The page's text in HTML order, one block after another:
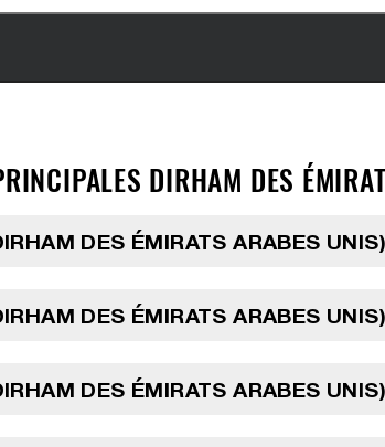
DIRHAM DES
DES ÉMIRATS ARABES UNIS)
DES ÉMIRATS ARABES UNIS)
DES ÉMIRATS ARABES UNIS)